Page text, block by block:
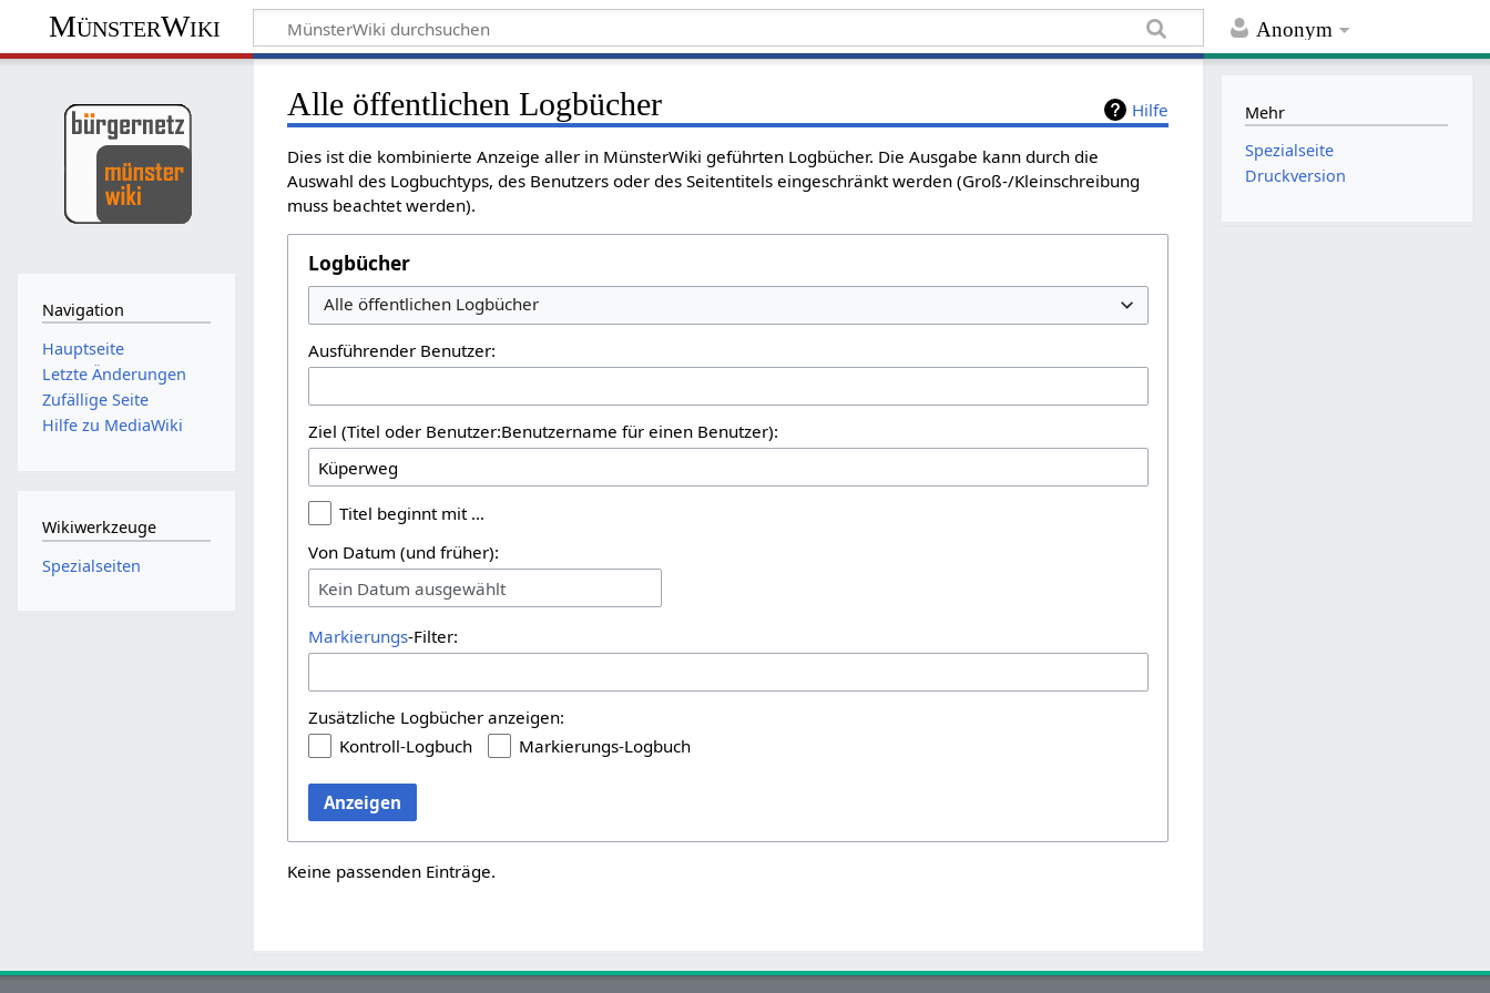
Anonym
MünsterWiki
Hilfe
Alle öffentlichen Logbücher
Dies ist die kombinierte Anzeige aller in MünsterWiki geführten Logbücher. Die Ausgabe kann durch die
Auswahl des Logbuchtyps, des Benutzers oder des Seitentitels eingeschränkt werden (Groß-/Kleinschreibung
muss beachtet werden).
Logbücher
Alle öffentlichen Logbücher
Ausführender Benutzer:
Ziel (Titel oder Benutzer:Benutzername für einen Benutzer):
Titel beginnt mit …
Von Datum (und früher):
Kein Datum ausgewählt
Markierungs-Filter:
Zusätzliche Logbücher anzeigen:
Kontroll-Logbuch
Markierungs-Logbuch
Anzeigen
Keine passenden Einträge.
Navigation
Hauptseite
Letzte Änderungen
Zufällige Seite
Hilfe zu MediaWiki
Wikiwerkzeuge
Spezialseiten
Mehr
Spezialseite
Druckversion